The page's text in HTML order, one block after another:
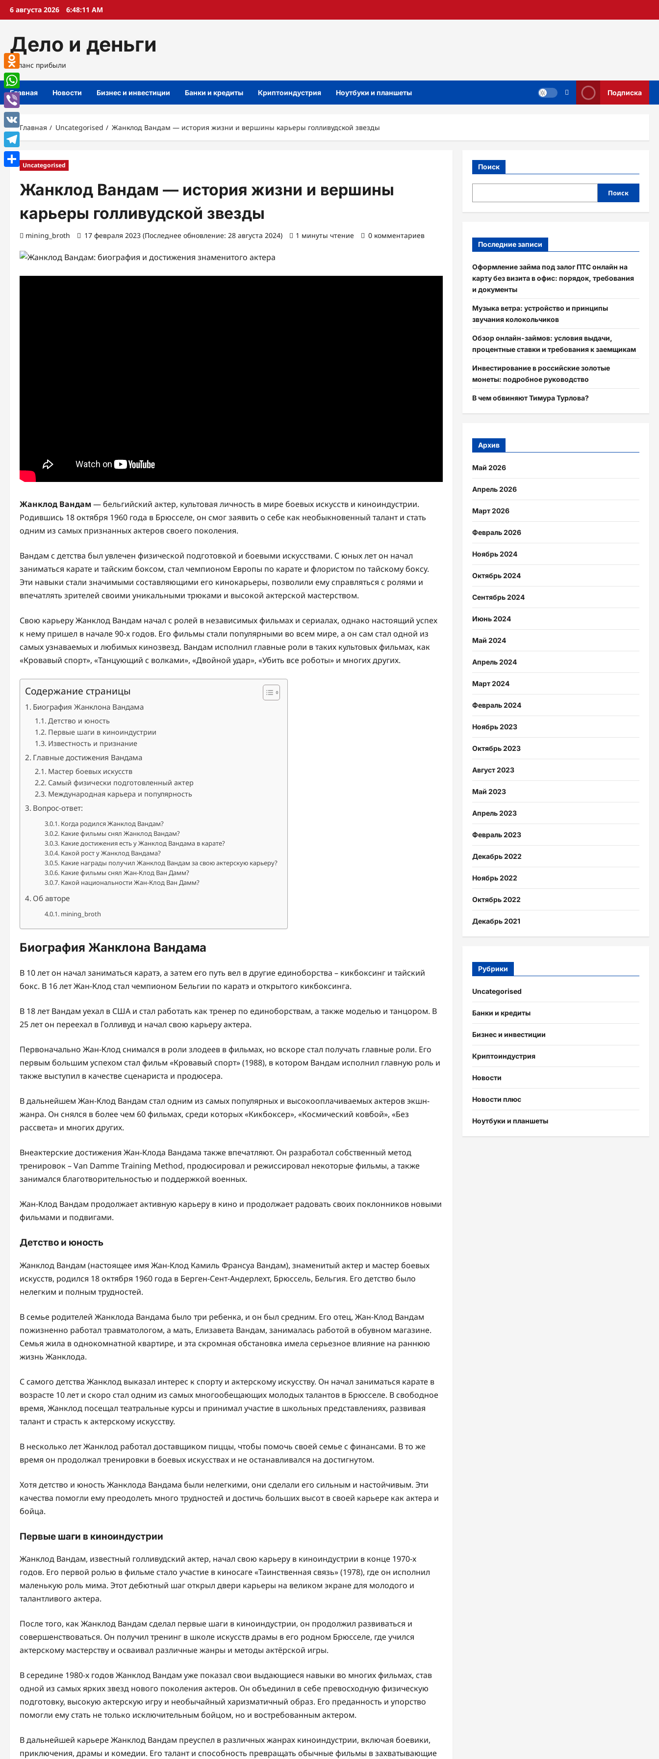
Перейти
6 августа 2026 6:48:12 AM
Дело и деньги
Баланс прибыли
Главная Новости Бизнес и инвестиции Банки и кредиты Криптоиндустрия Ноутбуки и планшеты Подписка
Главная Uncategorised Жанклод Вандам — история жизни и вершины карьеры голливудской звезды
Uncategorised
Жанклод Вандам — история жизни и вершины
карьеры голливудской звезды
mining_broth 17 февраля 2023 (Последнее обновление: 28 августа 2024) 1 минуты чтение 0 комментариев
Жанклод Вандам— бельгийский актер, культовая личность в мире боевых искусств и киноиндустрии.
Родившись 18 октября 1960 года в Брюсселе, он смог заявить о себе как необыкновенный талант и стать
одним из самых признанных актеров своего поколения.
Вандам с детства был увлечен физической подготовкой и боевыми искусствами. С юных лет он начал
заниматься карате и тайским боксом, стал чемпионом Европы по карате и флористом по тайскому боксу.
Эти навыки стали значимыми составляющими его кинокарьеры, позволили ему справляться с ролями и
впечатлять зрителей своими уникальными трюками и высокой актерской мастерством.
Свою карьеру Жанклод Вандам начал с ролей в независимых фильмах и сериалах, однако настоящий успех
к нему пришел в начале 90-х годов. Его фильмы стали популярными во всем мире, а он сам стал одной из
самых узнаваемых и любимых кинозвезд. Вандам исполнил главные роли в таких культовых фильмах, как
«Кровавый спорт», «Танцующий с волками», «Двойной удар», «Убить все роботы» и многих других.
Содержание страницы
Биография Жанклона Вандама
Детство и юность
Первые шаги в киноиндустрии
Известность и признание
Главные достижения Вандама
Мастер боевых искусств
Самый физически подготовленный актер
Международная карьера и популярность
Вопрос-ответ:
Когда родился Жанклод Вандам?
Какие фильмы снял Жанклод Вандам?
Какие достижения есть у Жанклод Вандама в карате?
Какой рост у Жанклод Вандама?
Какие награды получил Жанклод Вандам за свою актерскую карьеру?
Какие фильмы снял Жан-Клод Ван Дамм?
Какой национальности Жан-Клод Ван Дамм?
Об авторе
mining_broth
Биография Жанклона Вандама
В 10 лет он начал заниматься каратэ, а затем его путь вел в другие единоборства – кикбоксинг и тайский
бокс. В 16 лет Жан-Клод стал чемпионом Бельгии по каратэ и открытого кикбоксинга.
В 18 лет Вандам уехал в США и стал работать как тренер по единоборствам, а также моделью и танцором. В
25 лет он переехал в Голливуд и начал свою карьеру актера.
Первоначально Жан-Клод снимался в роли злодеев в фильмах, но вскоре стал получать главные роли. Его
первым большим успехом стал фильм «Кровавый спорт» (1988), в котором Вандам исполнил главную роль и
также выступил в качестве сценариста и продюсера.
В дальнейшем Жан-Клод Вандам стал одним из самых популярных и высокооплачиваемых актеров экшн-
жанра. Он снялся в более чем 60 фильмах, среди которых «Кикбоксер», «Космический ковбой», «Без
рассвета» и многих других.
Внеактерские достижения Жан-Клода Вандама также впечатляют. Он разработал собственный метод
тренировок – Van Damme Training Method, продюсировал и режиссировал некоторые фильмы, а также
занимался благотворительностью и поддержкой военных.
Жан-Клод Вандам продолжает активную карьеру в кино и продолжает радовать своих поклонников новыми
фильмами и подвигами.
Детство и юность
Жанклод Вандам (настоящее имя Жан-Клод Камиль Франсуа Вандам), знаменитый актер и мастер боевых
искусств, родился 18 октября 1960 года в Берген-Сент-Андерлехт, Брюссель, Бельгия. Его детство было
нелегким и полным трудностей.
В семье родителей Жанклода Вандама было три ребенка, и он был средним. Его отец, Жан-Клод Вандам
пожизненно работал травматологом, а мать, Елизавета Вандам, занималась работой в обувном магазине.
Семья жила в однокомнатной квартире, и эта скромная обстановка имела серьезное влияние на раннюю
жизнь Жанклода.
С самого детства Жанклод выказал интерес к спорту и актерскому искусству. Он начал заниматься карате в
возрасте 10 лет и скоро стал одним из самых многообещающих молодых талантов в Брюсселе. В свободное
время, Жанклод посещал театральные курсы и принимал участие в школьных представлениях, развивая
талант и страсть к актерскому искусству.
В несколько лет Жанклод работал доставщиком пиццы, чтобы помочь своей семье с финансами. В то же
время он продолжал тренировки в боевых искусствах и не останавливался на достигнутом.
Хотя детство и юность Жанклода Вандама были нелегкими, они сделали его сильным и настойчивым. Эти
качества помогли ему преодолеть много трудностей и достичь больших высот в своей карьере как актера и
бойца.
Первые шаги в киноиндустрии
Жанклод Вандам, известный голливудский актер, начал свою карьеру в киноиндустрии в конце 1970-х
годов. Его первой ролью в фильме стало участие в киносаге «Таинственная связь» (1978), где он исполнил
маленькую роль мима. Этот дебютный шаг открыл двери карьеры на великом экране для молодого и
талантливого актера.
После того, как Жанклод Вандам сделал первые шаги в киноиндустрии, он продолжил развиваться и
совершенствоваться. Он получил тренинг в школе искусств драмы в его родном Брюсселе, где учился
актерскому мастерству и осваивал различные жанры и методы актёрской игры.
В середине 1980-х годов Жанклод Вандам уже показал свои выдающиеся навыки во многих фильмах, став
одной из самых ярких звезд нового поколения актеров. Он объединил в себе превосходную физическую
подготовку, высокую актерскую игру и необычайный харизматичный образ. Его преданность и упорство
помогли ему стать не только исключительным бойцом, но и востребованным актером.
В дальнейшей карьере Жанклод Вандам преуспел в различных жанрах киноиндустрии, включая боевики,
приключения, драмы и комедии. Его талант и способность превращать обычные фильмы в захватывающие
Поиск
Поиск
Последние записи
Оформление займа под залог ПТС онлайн на
карту без визита в офис: порядок, требования
и документы
Музыка ветра: устройство и принципы
звучания колокольчиков
Обзор онлайн-займов: условия выдачи,
процентные ставки и требования к заемщикам
Инвестирование в российские золотые
монеты: подробное руководство
В чем обвиняют Тимура Турлова?
Архив
Май 2026
Апрель 2026
Март 2026
Февраль 2026
Ноябрь 2024
Октябрь 2024
Сентябрь 2024
Июнь 2024
Май 2024
Апрель 2024
Март 2024
Февраль 2024
Ноябрь 2023
Октябрь 2023
Август 2023
Май 2023
Апрель 2023
Февраль 2023
Декабрь 2022
Ноябрь 2022
Октябрь 2022
Декабрь 2021
Рубрики
Uncategorised
Банки и кредиты
Бизнес и инвестиции
Криптоиндустрия
Новости
Новости плюс
Ноутбуки и планшеты
Odnoklassniki
WhatsApp
Viber
VK
Telegram